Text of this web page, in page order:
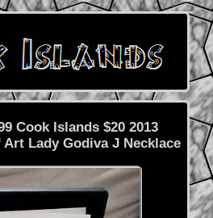
Cook Islands $20 2013
Art Lady Godiva J Necklace